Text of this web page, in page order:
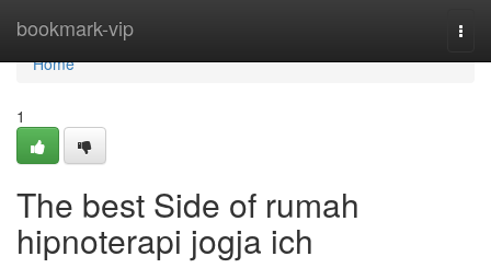
bookmark-vip
Home
Home
1
The best Side of rumah
hipnoterapi jogja ich